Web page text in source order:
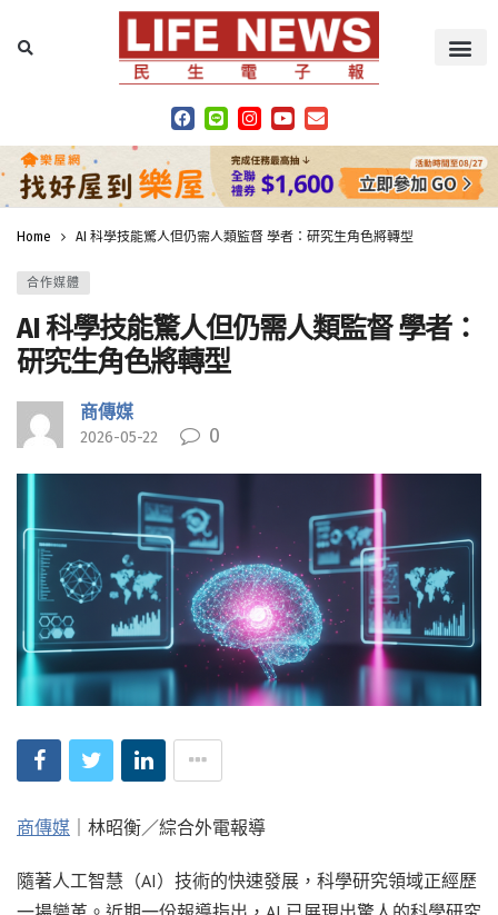
Home AI 科學技能驚人但仍需人類監督 學者：研究生角色將轉型
合作媒體
AI 科學技能驚人但仍需人類監督 學者：
研究生角色將轉型
商傳媒
2026-05-22 0
商傳媒 ｜林昭衡／綜合外電報導
隨著人工智慧（AI）技術的快速發展，科學研究領域正經歷